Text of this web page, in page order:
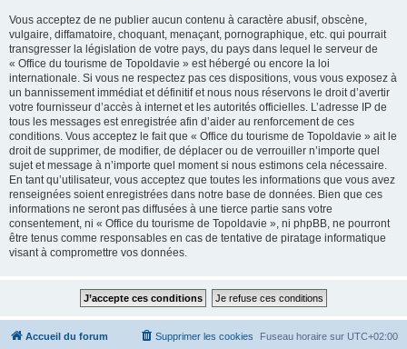
Vous acceptez de ne publier aucun contenu à caractère abusif, obscène,
vulgaire, diffamatoire, choquant, menaçant, pornographique, etc. qui pourrait
transgresser la législation de votre pays, du pays dans lequel le serveur de
« Office du tourisme de Topoldavie » est hébergé ou encore la loi
internationale. Si vous ne respectez pas ces dispositions, vous vous exposez à
un bannissement immédiat et définitif et nous nous réservons le droit d’avertir
votre fournisseur d’accès à internet et les autorités officielles. L’adresse IP de
tous les messages est enregistrée afin d’aider au renforcement de ces
conditions. Vous acceptez le fait que « Office du tourisme de Topoldavie » ait le
droit de supprimer, de modifier, de déplacer ou de verrouiller n’importe quel
sujet et message à n’importe quel moment si nous estimons cela nécessaire.
En tant qu’utilisateur, vous acceptez que toutes les informations que vous avez
renseignées soient enregistrées dans notre base de données. Bien que ces
informations ne seront pas diffusées à une tierce partie sans votre
consentement, ni « Office du tourisme de Topoldavie », ni phpBB, ne pourront
être tenus comme responsables en cas de tentative de piratage informatique
visant à compromettre vos données.
Accueil du forum Fuseau horaire sur UTC+02:00
Supprimer les cookies